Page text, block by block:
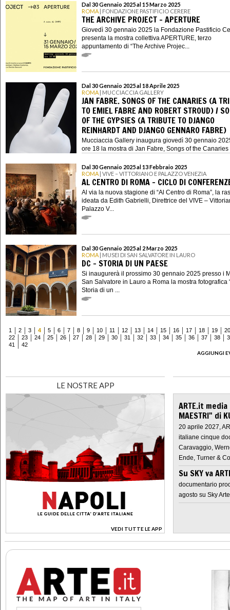
Dal 30 Gennaio 2025 al 15 Marzo 2025
ROMA | FONDAZIONE PASTIFICIO CERERE
THE ARCHIVE PROJECT - APERTURE
Giovedì 30 gennaio 2025 la Fondazione Pastificio
presenta la mostra collettiva APERTURE, terzo
appuntamento di “The Archive Projec...
Dal 30 Gennaio 2025 al 18 Aprile 2025
ROMA | MUCCIACCIA GALLERY
JAN FABRE. SONGS OF THE CANARIES (A
TO EMIEL FABRE AND ROBERT STROUD) /
OF THE GYPSIES (A TRIBUTE TO DJANGO
REINHARDT AND DJANGO GENNARO FABRE)
Mucciaccia Gallery inaugura giovedì 30 gennaio
ore 18 la mostra di Jan Fabre, Songs of the Canaries
Dal 30 Gennaio 2025 al 13 Febbraio 2025
ROMA | VIVE – VITTORIANO E PALAZZO VENEZIA
AL CENTRO DI ROMA - CICLO DI
Al via la nuova stagione di “Al Centro di Roma”, la
ideata da Edith Gabrielli, Direttrice del VIVE –
Palazzo V...
Dal 30 Gennaio 2025 al 2 Marzo 2025
ROMA | MUSEI DI SAN SALVATORE IN LAURO
DC – STORIA DI UN PAESE
Si inaugurerà il prossimo 30 gennaio 2025 presso i
San Salvatore in Lauro a Roma la mostra fotografica
Storia di un ...
1 2 3 4 5 6 7 8 9 10 11 12 13 14 15 16 17 18 19
20
22
23 24 25 26 27 28 29 30 31 32 33 34 35 36 37 38
41
42
AGGIUNGI
LE NOSTRE APP
VEDI TUTTE LE APP
>
ARTE.it
MAESTRI" di
20 aprile 2027,
italiane cinque
Caravaggio,
Ende, Turner &
Su SKY va
documentario
agosto su Sky Arte